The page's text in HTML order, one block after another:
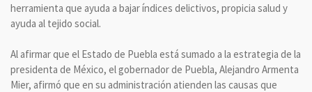
herramienta que ayuda a bajar índices delictivos, propicia salud y
ayuda al tejido social.
Al afirmar que el Estado de Puebla está sumado a la estrategia de la
presidenta de México, el gobernador de Puebla, Alejandro Armenta
Mier, afirmó que en su administración atienden las causas que